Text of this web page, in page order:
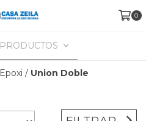
0
PRODUCTOS
Epoxi / Union Doble